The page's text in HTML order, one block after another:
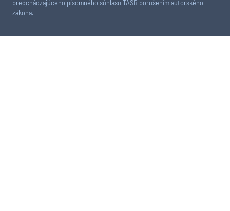
predchádzajúceho písomného súhlasu TASR porušením autorského
zákona.